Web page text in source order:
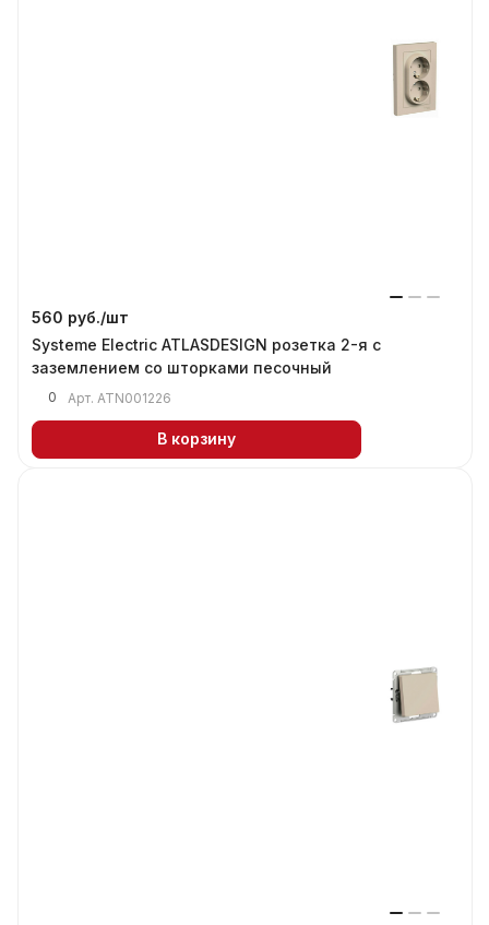
560 руб./шт
Systeme Electric ATLASDESIGN розетка 2-я с
заземлением со шторками песочный
0 Арт. ATN001226
В корзину